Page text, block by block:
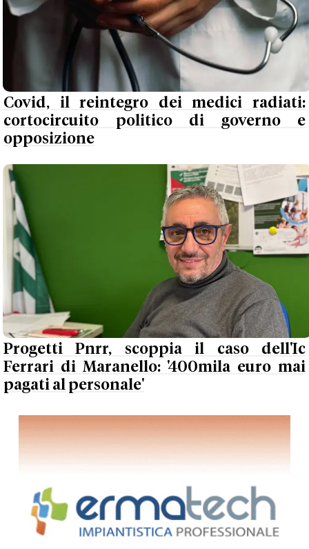
Covid, il reintegro dei medici radiati:
cortocircuito politico di governo e
opposizione
Progetti Pnrr, scoppia il caso dell'Ic
Ferrari di Maranello: '400mila euro mai
pagati al personale'